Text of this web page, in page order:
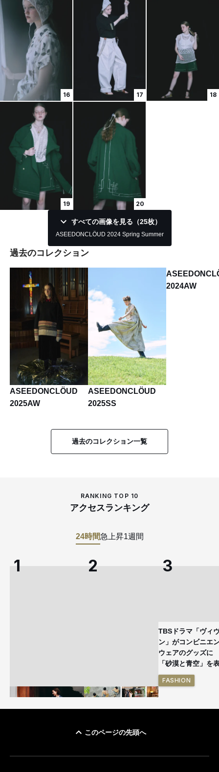
16 17 18
19 20
すべての画像を見る（25枚）
ASEEDONCLÖUD 2024 Spring Summer
過去のコレクション
ASEEDONCLÖUD
2025AW
ASEEDONCLÖUD
2025SS
2024AW
過去のコレクション一覧
RANKING TOP 10
アクセスランキング
24時間急上昇1週間
TBSドラマ「ヴィ
ン」がコンビニエ
ウェアのグッズ
「砂漠と青空」を
FASHION
このページの先頭へ